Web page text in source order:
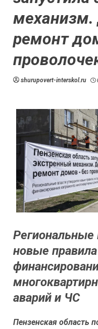
механизм.
ремонт
shurupovert-interskol.ru
Региональные
новые
аварий и ЧС
Пензенская область